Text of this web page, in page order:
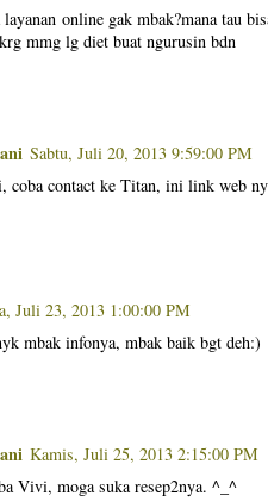
layanan online gak mbak?mana tau
mmg lg diet buat ngurusin bdn
Sabtu, Juli 20, 2013 9:59:00 PM
coba contact ke Titan, ini link web
Juli 23, 2013 1:00:00 PM
mbak infonya, mbak baik bgt deh:)
Kamis, Juli 25, 2013 2:15:00 PM
Vivi, moga suka resep2nya. ^_^